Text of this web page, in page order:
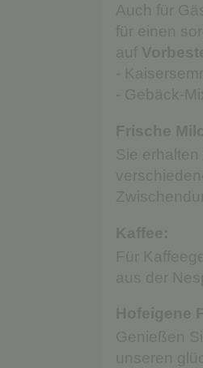
Auch für
für einen
-
- Gebäck-
Frische
Sie
Für
aus der
Genießen
unseren